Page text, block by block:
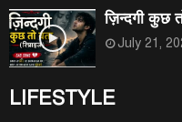
ज़िन्दगी कुछ
July 21,
LIFESTYLE